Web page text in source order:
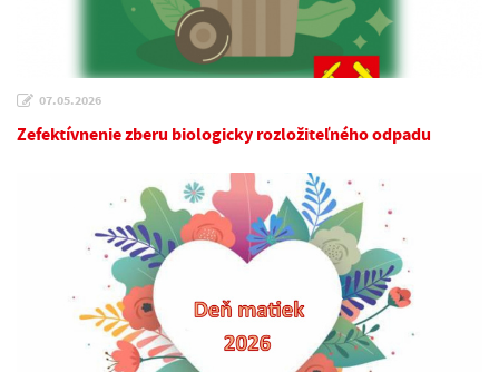
07.05.2026
Zefektívnenie zberu biologicky rozložiteľného odpadu